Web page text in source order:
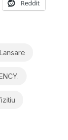
Reddit
Lansare